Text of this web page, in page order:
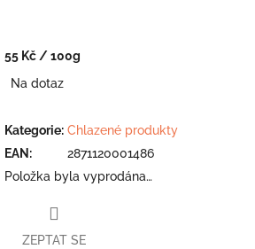
55 Kč / 100g
cena:
Na dotaz
Kategorie: Chlazené produkty
EAN :
2871120001486
Položka byla vyprodána…
ZEPTAT SE